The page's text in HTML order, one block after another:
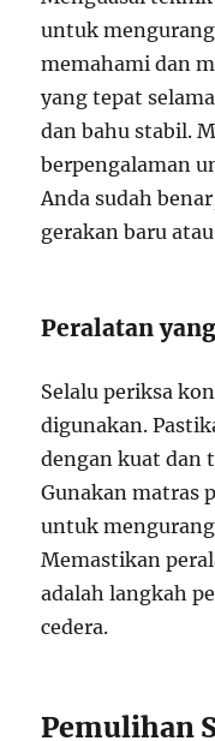
untuk
memahami dan
yang tepat
dan bahu stabil.
berpengalaman
Anda sudah
gerakan baru
Peralatan
Selalu periksa
digunakan.
dengan kuat dan
Gunakan matras
untuk
Memastikan
adalah langkah
cedera.
Pemulihan